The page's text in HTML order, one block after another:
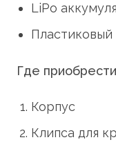
LiPo
Пластиковый
Где
Корпус
Клипса для